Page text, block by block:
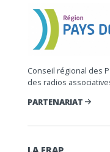
Conseil régional des
des radios
PARTENARIAT